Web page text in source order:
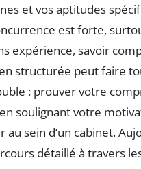
et vos aptitudes
est forte,
expérience, savoir
structurée peut faire
: prouver votre
soulignant votre
sein d’un cabinet.
détaillé à travers